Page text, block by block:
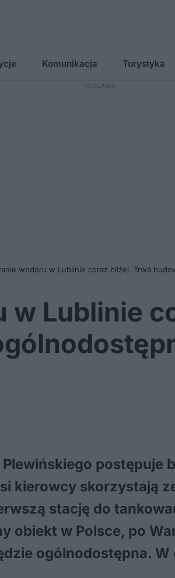
Komunikacja Turystyka
wodoru w Lublinie coraz bliżej. Trwa
w Lublinie
postępuje
kierowcy skorzystają
stację do
obiekt w Polsce, po
ogólnodostępna.